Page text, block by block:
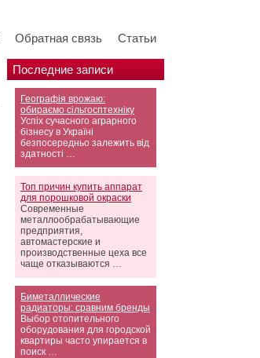
Обратная связь Статьи
Последние записи
Географія врожаю:
обираємо сільгосптехніку
Успіх сучасного аграрного
бізнесу в Україні
безпосередньо залежить від
здатності …
Топ причин купить аппарат
для порошковой окраски
Современные
металлообрабатывающие
предприятия,
автомастерские и
производственные цеха все
чаще отказываются …
Биметаллические
радиаторы: сравним бренды
Выбор отопительного
оборудования для городской
квартиры часто упирается в
поиск …